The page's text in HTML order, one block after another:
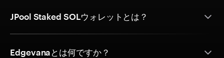
JPool Staked SOLウォレットとは？
Edgevanaとは何ですか？